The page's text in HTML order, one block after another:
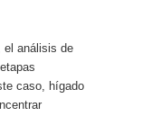
el análisis de
caso, hígado